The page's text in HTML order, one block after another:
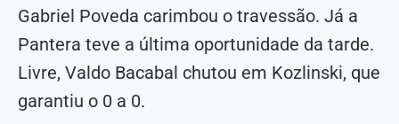
Gabriel Poveda carimbou o travessão. Já a
Pantera teve a última oportunidade da tarde.
Livre, Valdo Bacabal chutou em Kozlinski, que
garantiu o 0 a 0.